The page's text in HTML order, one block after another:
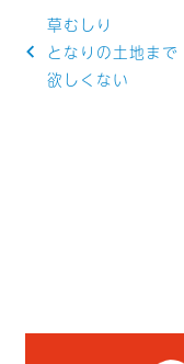
稿
ン
草むしり
となりの土地まで
欲しくない